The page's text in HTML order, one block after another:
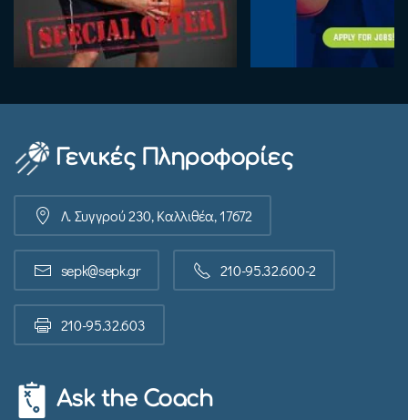
Γενικές Πληροφορίες
Λ. Συγγρού 230, Καλλιθέα, 17672
sepk@sepk.gr 210-95.32.600-2
210-95.32.603
Ask the Coach